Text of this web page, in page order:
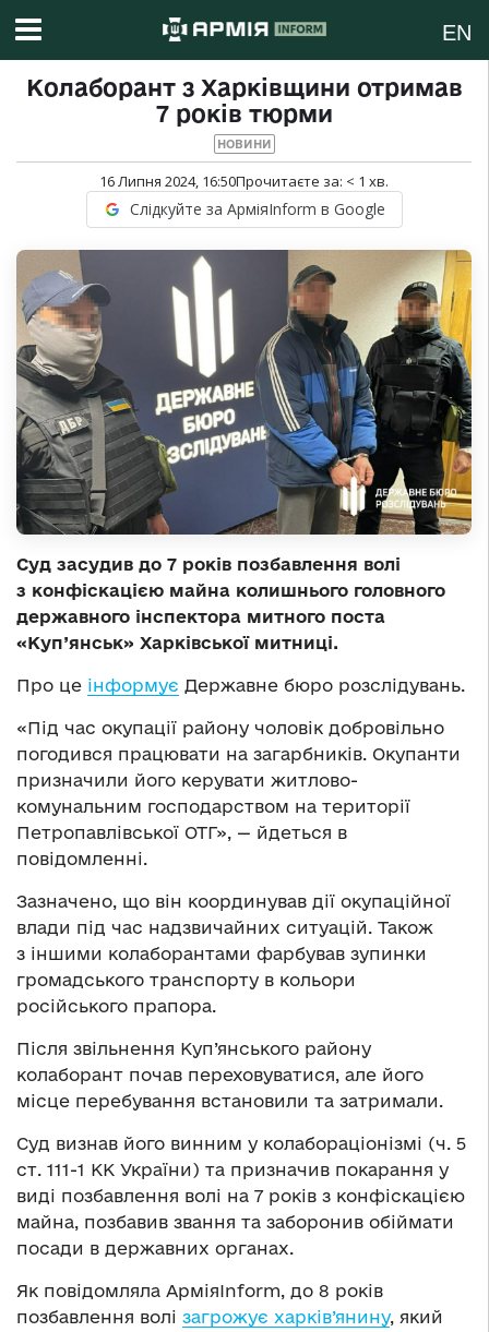
EN
Колаборант з Харківщини отримав
7 років тюрми
НОВИНИ
16 Липня 2024, 16:50Прочитаєте за: < 1 хв.
Слідкуйте за АрміяInform в Google
Суд засудив до 7 років позбавлення волі
з конфіскацією майна колишнього головного
державного інспектора митного поста
«Куп’янськ» Харківської митниці.
Про це інформує Державне бюро розслідувань.
«Під час окупації району чоловік добровільно
погодився працювати на загарбників. Окупанти
призначили його керувати житлово-
комунальним господарством на території
Петропавлівської ОТГ», — йдеться в
повідомленні.
Зазначено, що він координував дії окупаційної
влади під час надзвичайних ситуацій. Також
з іншими колаборантами фарбував зупинки
громадського транспорту в кольори
російського прапора.
Після звільнення Куп’янського району
колаборант почав переховуватися, але його
місце перебування встановили та затримали.
Суд визнав його винним у колабораціонізмі (ч. 5
ст. 111-1 КК України) та призначив покарання у
виді позбавлення волі на 7 років з конфіскацією
майна, позбавив звання та заборонив обіймати
посади в державних органах.
Як повідомляла АрміяInform, до 8 років
позбавлення волі загрожує харків’янину, який